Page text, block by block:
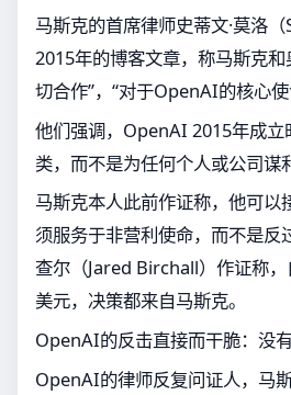
马斯克的首席律师史蒂文·莫洛
2015年的博客文章，称马斯克
切合作”，“对于OpenAI的核心使
他们强调，OpenAI 2015年成立
类，而不是为任何个人或公司
马斯克本人此前作证称，他可
须服务于非营利使命，而不是反
查尔（Jared Birchall）作证称
美元，决策都来自马斯克。
OpenAI的反击直接而干脆：没
OpenAI的律师反复问证人，马